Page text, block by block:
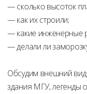
— сколько высоток
— как их строили;
— какие инженерные
— делали ли
Обсудим внешний
здания МГУ, легенды